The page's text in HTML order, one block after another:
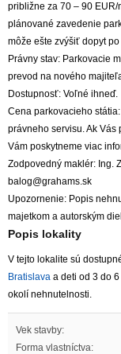
približne za 70 – 90
plánované zavedenie
môže ešte zvýšiť dopyt
Právny stav: Parkovacie
prevod na nového
Dostupnosť: Voľné ihneď.
Cena parkovacieho
právneho servisu. Ak
Vám poskytneme viac
Zodpovedný maklér: Ing.
balog@grahams.sk
Upozornenie: Popis
majetkom a autorským
Popis lokality
V tejto lokalite sú
Bratislava a deti od 3 do
okolí nehnutelnosti.
Vek stavby:
Forma vlastníctva: